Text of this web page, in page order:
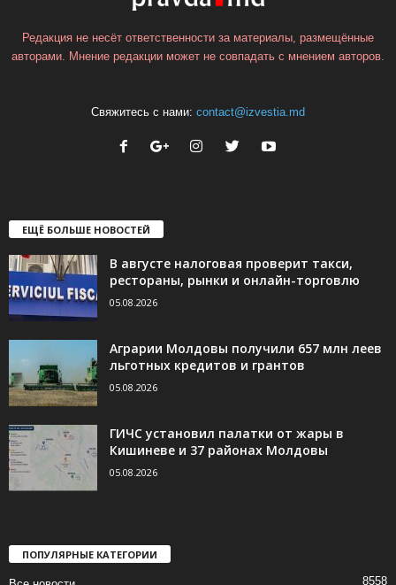
Редакция не несёт ответственности за материалы, размещённые
авторами. Мнение редакции может не совпадать с мнением авторов.
Свяжитесь с нами: contact@izvestia.md
ЕЩЁ БОЛЬШЕ НОВОСТЕЙ
В августе налоговая проверит такси,
рестораны, рынки и онлайн-торговлю
05.08.2026
Аграрии Молдовы получили 657 млн леев
льготных кредитов и грантов
05.08.2026
ГИЧС установил палатки от жары в
Кишиневе и 37 районах Молдовы
05.08.2026
ПОПУЛЯРНЫЕ КАТЕГОРИИ
8558